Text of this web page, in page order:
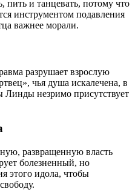
пить и танцевать, потому что
инструментом подавления
важнее морали.
разрушает взрослую
чья душа искалечена, в
Линды незримо присутствует
развращенную власть
болезненный, но
этого идола, чтобы